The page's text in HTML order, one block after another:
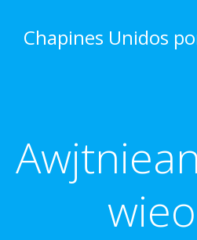
Chapines Unidos